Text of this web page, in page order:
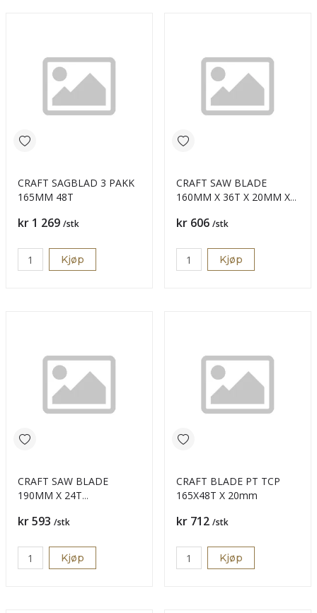
CRAFT SAGBLAD 3 PAKK
165MM 48T
Pris
kr 1 269 /stk
Kjøp
CRAFT SAW BLADE
160MM X 36T X 20MM X
Pris
kr 606 /stk
Kjøp
CRAFT SAW BLADE
190MM X 24T
Pris
kr 593 /stk
Kjøp
CRAFT BLADE PT TCP
165X48T X 20mm
Pris
kr 712 /stk
Kjøp